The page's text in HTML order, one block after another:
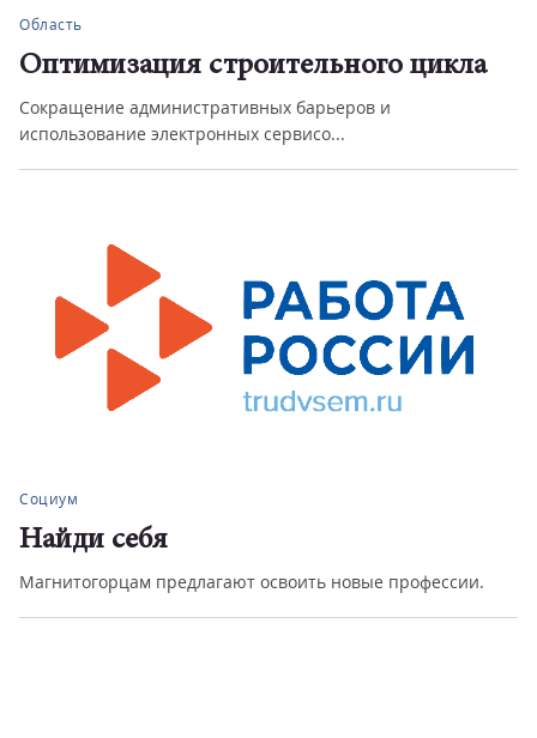
Область
Оптимизация строительного цикла
Сокращение административных барьеров и
использование электронных сервисо...
Социум
Найди себя
Магнитогорцам предлагают освоить новые профессии.